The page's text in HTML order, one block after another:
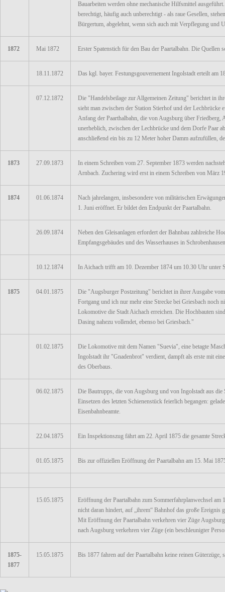
Bauarbeiten werden ohne mechanische Hilfsmittel
berechtigt, häufig auch unberechtigt - als raue Gesellen,
Bürgertum, abgelehnt, wenn sich auch mit Verpflegung und
1872 Mai 1872 Erster Spatenstich für den Bau der Paartalbahn. Die Quellen
18.11.1872 Das kgl. bayer. Festungsgouvernement Ingolstadt erteilt am
07.12.1872
Die "Handelsbeilage zur Allgemeinen Zeitung" berichtet in
sieht man zwischen der Station Stierhof und der Lechbrücke
Anfang der Paarthalbahn, die von Augsburg über Friedberg,
unerheblich, zwischen der Lechbrücke und dem Dorfe Paar
anschließend ein bis zu 12 Meter hoher Damm aufzufüllen,
1873 27.09.1873
In einem Schreiben vom 27. September 1873 werden
Arnbach. Zuchering wird erst in einem Schreiben von März
1874 01.06.1874
Nach jahrelangen, insbesondere von militärischen
1. Juni eröffnet. Er bildet den Endpunkt der Paartalbahn.
26.09.1874
Neben den Gleisanlagen erfordert der Bahnbau zahlreiche
Empfangsgebäudes und des Wasserhauses in
10.12.1874 In Aichach trifft am 10. Dezember 1874 um 10.30 Uhr unter
1875 04.01.1875
Die "Augsburger Postzeitung" berichtet in ihrer Ausgabe
Fortgang und ich nur mehr eine Strecke bei Griesbach noch
Lokomotive die Stadt Aichach erreichen. Die Hochbauten
Dasing nahezu vollendet, ebenso bei Griesbach."
01.02.1875
Die Lokomotive mit dem Namen "Suevia", eine betagte
Ingolstadt ihr "Gnadenbrot" verdient, dampft als erste mit
des Oberbaus.
06.02.1875
Die Bautrupps, die von Augsburg und von Ingolstadt aus
Einsetzen des letzten Schienenstück feierlich begangen:
Eisenbahnbeamte.
22.04.1875 Ein Inspektionszug fährt am 22. April 1875 die gesamte
01.05.1875 Bis zur offiziellen Eröffnung der Paartalbahn am 15. Mai
15.05.1875
Eröffnung der Paartalbahn zum Sommerfahrplanwechsel
nicht daran hindert, auf „ihrem“ Bahnhof das große
Mit Eröffnung der Paartalbahn verkehren vier Züge
nach Augsburg verkehren vier Züge (ein beschleunigter
1875-
1877
15.05.1875 Bis 1877 fahren auf der Paartalbahn keine reinen